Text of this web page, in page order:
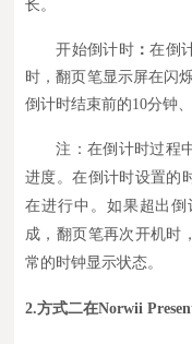
长。
开始倒计时 ：在倒
时，翻页笔显示屏在闪
倒计时结束前的10分钟
注：在倒计时过程
进度。在倒计时设置的
在进行中。如果超出
成，翻页笔再次开机时
常的时钟显示状态。
2.方式二在Norwii